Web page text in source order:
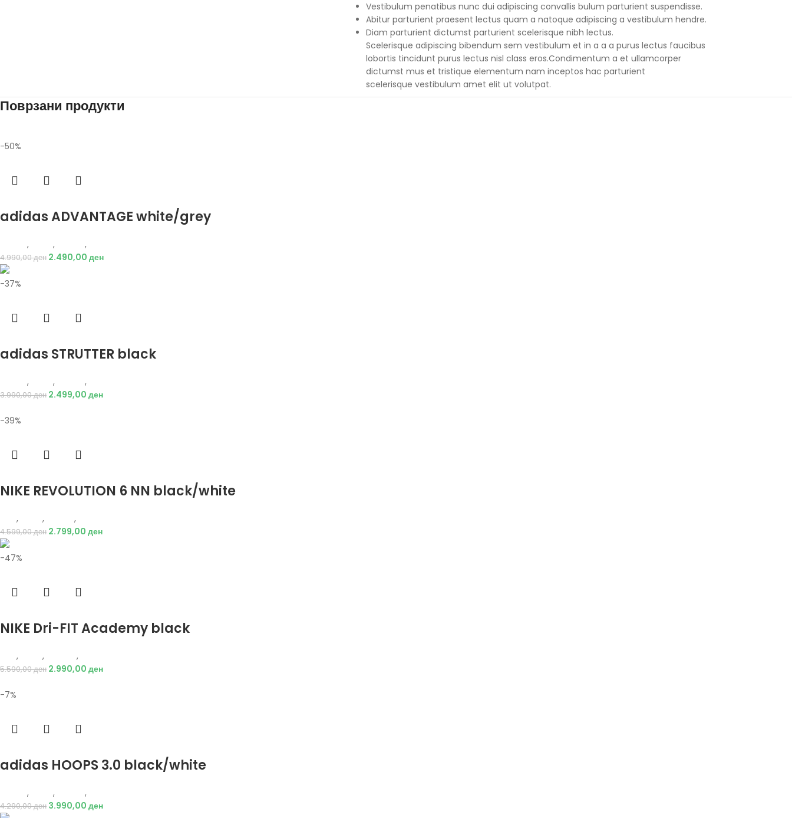
Vestibulum penatibus nunc dui adipiscing convallis bulum parturient suspendisse.
Abitur parturient praesent lectus quam a natoque adipiscing a vestibulum hendre.
Diam parturient dictumst parturient scelerisque nibh lectus.
Scelerisque adipiscing bibendum sem vestibulum et in a a a purus lectus faucibus
lobortis tincidunt purus lectus nisl class eros.Condimentum a et ullamcorper
dictumst mus et tristique elementum nam inceptos hac parturient
scelerisque vestibulum amet elit ut volutpat.
Поврзани продукти
-50%
adidas ADVANTAGE white/grey
, , ,
4.990,00ден 2.490,00 ден
-37%
adidas STRUTTER black
, , ,
3.990,00ден 2.499,00 ден
-39%
NIKE REVOLUTION 6 NN black/white
, , ,
4.599,00ден 2.799,00 ден
-47%
NIKE Dri-FIT Academy black
, , ,
5.590,00ден 2.990,00 ден
-7%
adidas HOOPS 3.0 black/white
, , ,
4.290,00ден 3.990,00 ден